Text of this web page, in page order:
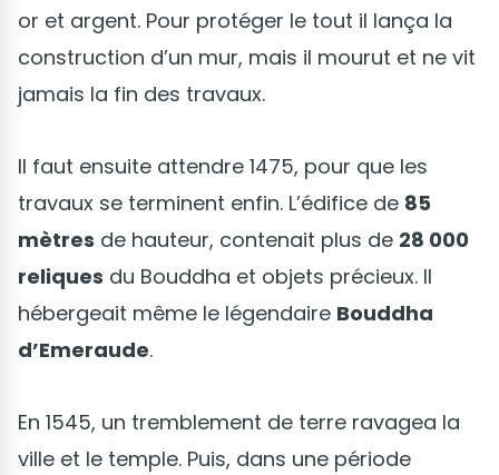
or et argent. Pour protéger le tout il lança la
construction d’un mur, mais il mourut et ne vit
jamais la fin des travaux.
Il faut ensuite attendre 1475, pour que les
travaux se terminent enfin. L’édifice de 85
mètres de hauteur, contenait plus de 28 000
reliques du Bouddha et objets précieux. Il
hébergeait même le légendaire Bouddha
d’Emeraude.
En 1545, un tremblement de terre ravagea la
ville et le temple. Puis, dans une période